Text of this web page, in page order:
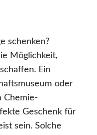
schenken?
Möglichkeit,
Ein
oder
Chemie-
Geschenk für
sein. Solche